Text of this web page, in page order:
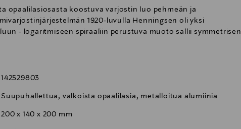
opaalilasiosasta koostuva varjostin luo pehmeän ja
1920-luvulla Henningsen oli yksi
- logaritmiseen spiraaliin perustuva muoto sallii symmetrisen
142529803
Suupuhallettua, valkoista opaalilasia, metalloitua alumiinia
200 x 140 x 200 mm